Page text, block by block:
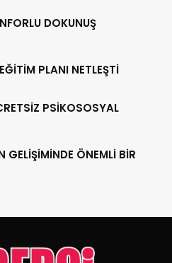
DOKUNUŞ
PLANI NETLEŞTİ
PSİKOSOSYAL
GELİŞİMİNDE ÖNEMLİ BİR